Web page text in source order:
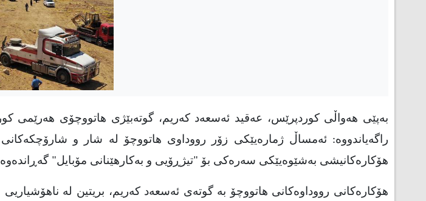
بەپێی هەواڵی کوردپرێس، عەقید ئەسعەد کەریم، گوتەبێژی هاتووچۆی هەرێمی
راگەیاندووە: ئەمساڵ ژمارەیێکی زۆر رووداوی هاتووچۆ لە شار و
هۆکارەکانیشی بەشێوەیێکی سەرەکی بۆ "تیژڕۆیی و بەکارهێنانی مۆبایل" گەڕاندەوە
هۆکارەکانی رووداوەکانی هاتووچۆ بە گوتەی ئەسعەد کەریم، بریتین لە